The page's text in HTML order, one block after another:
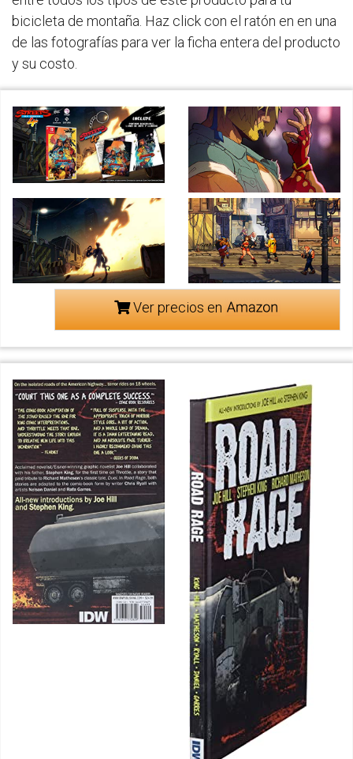
bicicleta de montaña. Haz click con el ratón en en una
de las fotografías para ver la ficha entera del producto
y su costo.
Ver precios en